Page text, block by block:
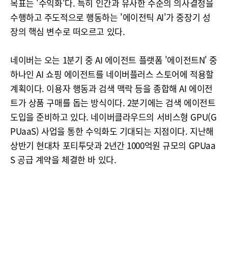
목표는 '수익화'다. 특히 인간과 유사한 수준의 의사결정을
수행하고 주도적으로 행동하는 '에이전틱 AI'가 중장기 성
장의 핵심 변수로 떠오르고 있다.
네이버는 오는 1분기 중 AI 에이전트 플랫폼 '에이전트N' 중
하나인 AI 쇼핑 에이전트를 네이버플러스 스토어에 적용할
계획이다. 이용자 행동과 검색 맥락 등을 종합해 AI 에이전
트가 상품 구매를 돕는 방식이다. 2분기에는 검색 에이전트
도입을 준비하고 있다. 네이버클라우드의 서비스형 GPU(G
PUaaS) 사업을 통한 수익화도 기대되는 지점이다. 지난해
상반기 현대차 포티투닷과 2년간 1000억원 규모의 GPUaa
S 공급 계약을 체결한 바 있다.